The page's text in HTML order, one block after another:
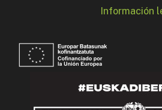
Información